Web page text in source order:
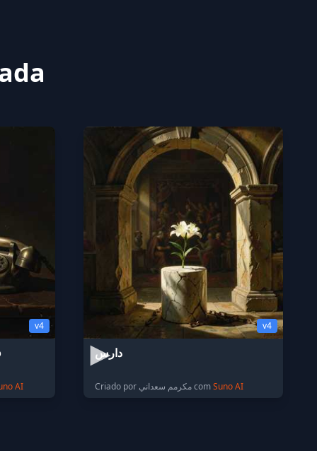
v4
AI
v4
دارس
Criado por مكرمم سعداني comSuno AI